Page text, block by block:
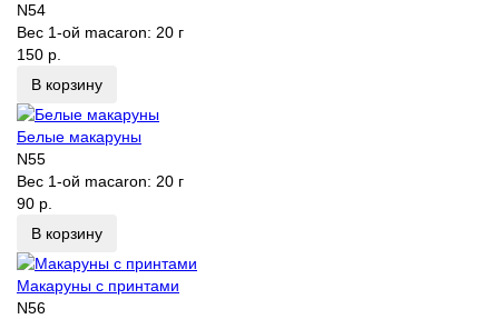
N54
Вес 1-ой macaron: 20 г
150 р.
В корзину
Белые макаруны
N55
Вес 1-ой macaron: 20 г
90 р.
В корзину
Макаруны с принтами
N56